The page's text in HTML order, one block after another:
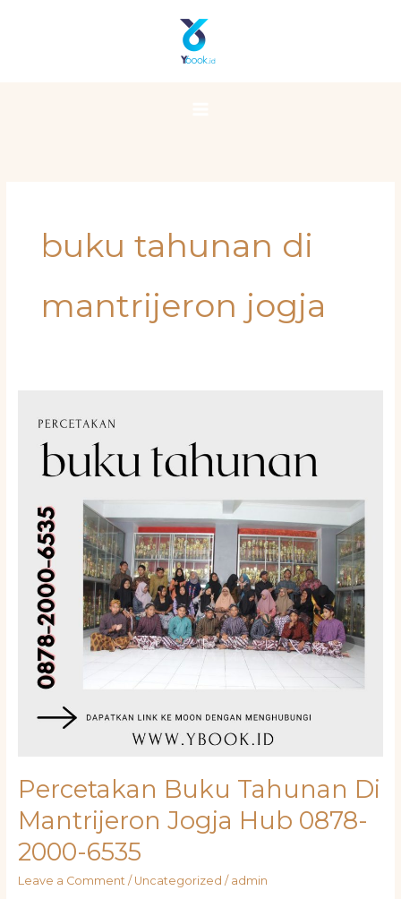
Main
Menu
buku tahunan di
mantrijeron jogja
Percetakan Buku Tahunan Di
Mantrijeron Jogja Hub 0878-
2000-6535
Leave a Comment / Uncategorized / admin
Buku
Tahunan
Jogja
Hub
0878-
2000-
6535